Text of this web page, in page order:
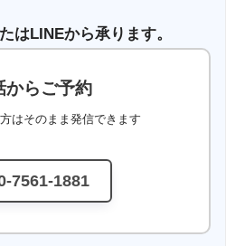
はLINEから承ります。
からご予約
はそのまま発信できます
7561-1881